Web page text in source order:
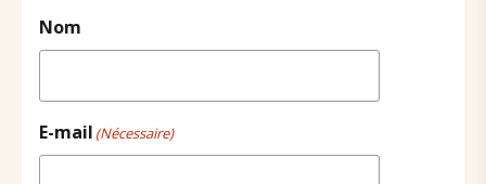
Nom
E-mail (Nécessaire)